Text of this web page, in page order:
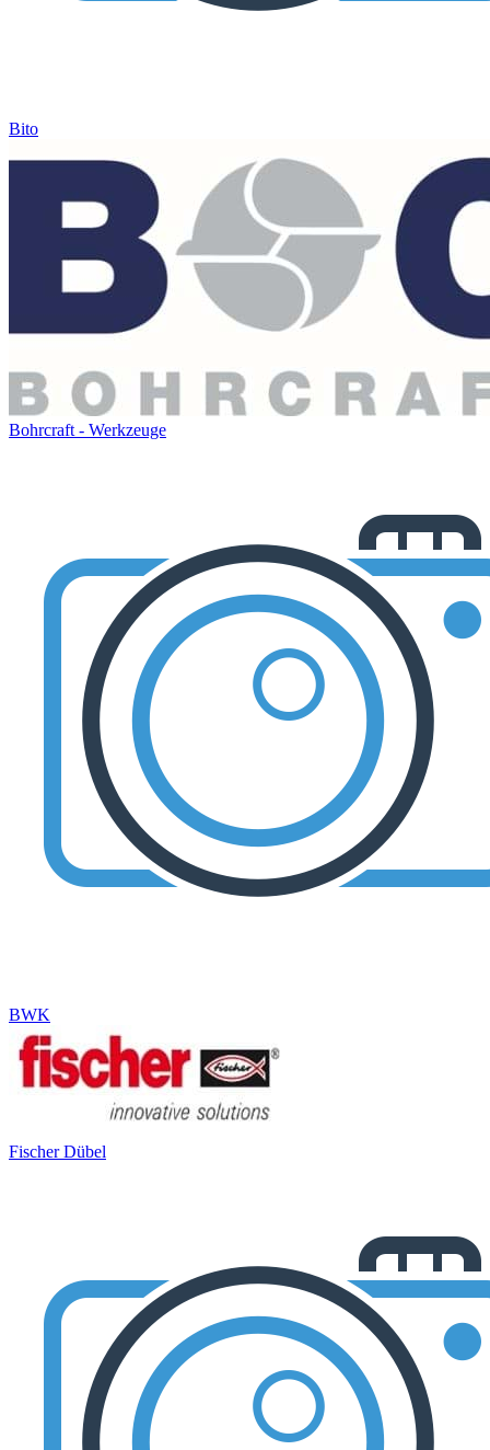
Bito
Bohrcraft - Werkzeuge
BWK
Fischer Dübel